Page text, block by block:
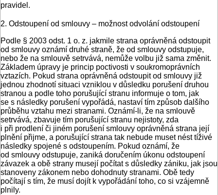
pravidel.
2. Odstoupení od smlouvy – možnost odvolání odstoupení
Podle § 2003 odst. 1 o. z. jakmile strana oprávněná odstoupit
od smlouvy oznámí druhé straně, že od smlouvy odstupuje,
nebo že na smlouvě setrvává, nemůže volbu již sama změnit.
Základem úpravy je princip poctivosti v soukromoprávních
vztazích. Pokud strana oprávněná odstoupit od smlouvy již
jednou zhodnotí situaci vzniklou v důsledku porušení druhou
stranou a podle toho porušující stranu informuje o tom, jak
se s následky porušení vypořádá, nastaví tím způsob dalšího
průběhu vztahu mezi stranami. Oznámí-li, že na smlouvě
setrvává, zbavuje tím porušující stranu nejistoty, zda
i při prodlení či jiném porušení smlouvy oprávněná strana její
plnění přijme, a porušující strana tak nebude muset nést tíživé
následky spojené s odstoupením. Pokud oznámí, že
od smlouvy odstupuje, zaniká doručením úkonu odstoupení
závazek a obě strany musejí počítat s důsledky zániku, jak jsou
stanoveny zákonem nebo dohodnuty stranami. Obě tedy
počítají s tím, že musí dojít k vypořádání toho, co si vzájemně
plnily.